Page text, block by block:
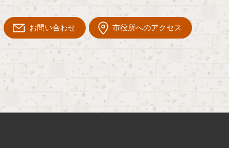
お問い合わせ 市役所へのアクセス